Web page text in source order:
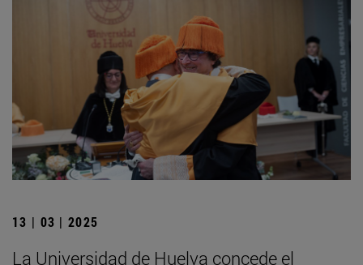
13 | 03 | 2025
La Universidad de Huelva concede el